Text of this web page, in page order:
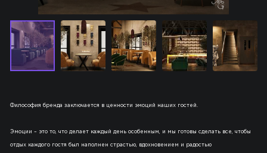
Философия бренда заключается в ценности эмоций наших гостей.
Эмоции – это то, что делает каждый день особенным, и мы готовы сделать все, чтобы
отдых каждого гостя был наполнен страстью, вдохновением и радостью